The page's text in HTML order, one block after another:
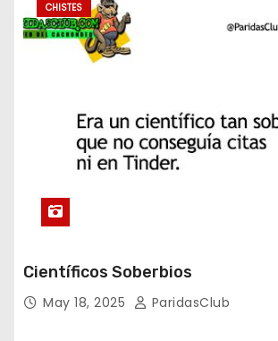
CHISTES
Científicos Soberbios
May 18, 2025 ParidasClub